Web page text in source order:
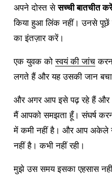
अपने दोस्त से सच्ची बातचीत करें
किया हुआ लिंक नहीं। उनसे
का इंतज़ार करें।
एक युवक को स्वयं की जांच
लगते हैं और यह उसकी जान
और अगर आप इसे पढ़ रहे हैं और
मैं आपको समझता हूँ। संघर्ष
में कमी नहीं है। और आप अकेले
नहीं है। कभी नहीं रही।
मुझे उस समय इसका एहसास